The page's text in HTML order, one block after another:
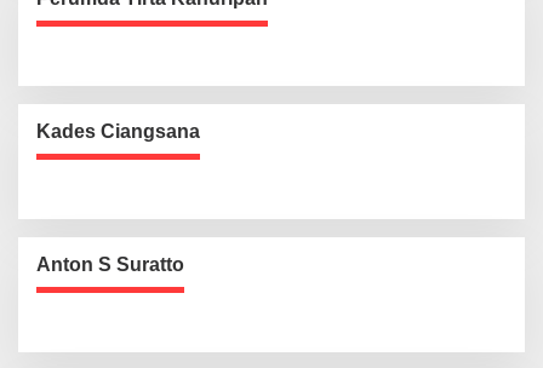
Kades Ciangsana
Anton S Suratto